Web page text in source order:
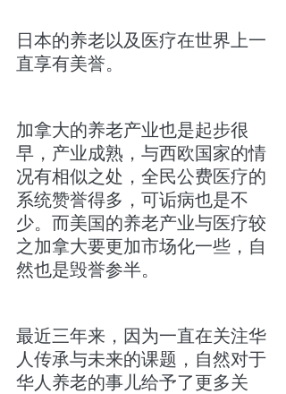
日本的养老以及医疗在世界上一
直享有美誉。
加拿大的养老产业也是起步很
早，产业成熟，与西欧国家的情
况有相似之处，全民公费医疗的
系统赞誉得多，可诟病也是不
少。而美国的养老产业与医疗较
之加拿大要更加市场化一些，自
然也是毁誉参半。
最近三年来，因为一直在关注华
人传承与未来的课题，自然对于
华人养老的事儿给予了更多关